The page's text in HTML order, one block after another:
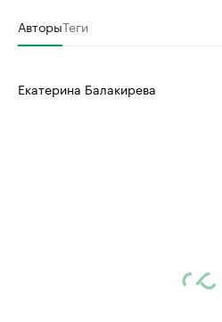
АвторыТеги
Екатерина Балакирева